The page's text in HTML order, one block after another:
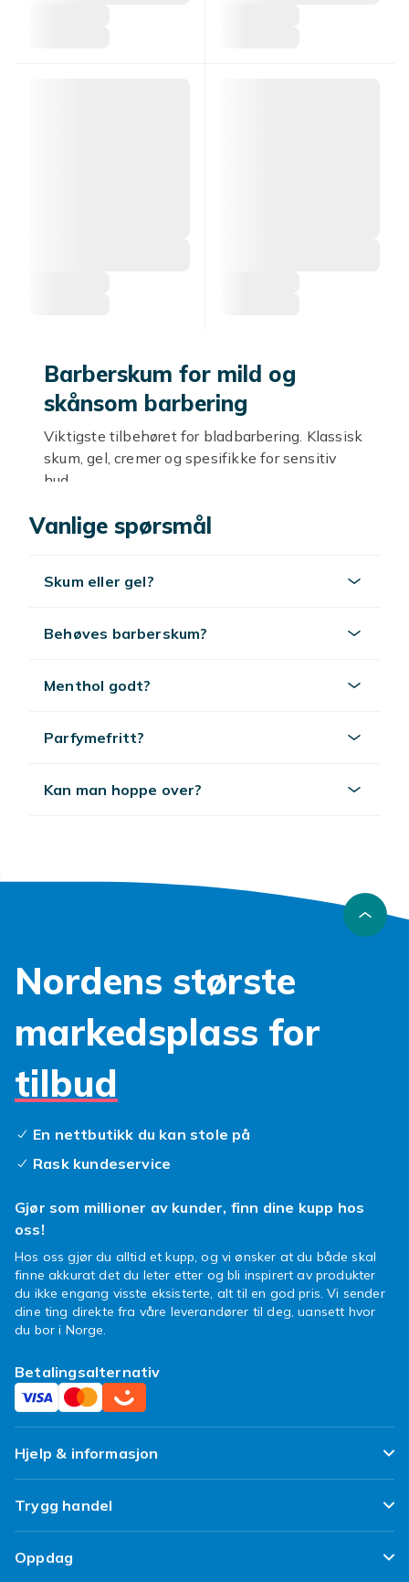
Barberskum for mild og
skånsom barbering
Viktigste tilbehøret for bladbarbering. Klassisk
skum, gel, cremer og spesifikke for sensitiv
hud.
Skum, gel eller creme
Transparent gel for presis barbering. Creme
rikest for tørr hud. Bruk med
Sebarberhøvler
barbermaskiner
Vanlige spørsmål
Skum eller gel?
Behøves barberskum?
Menthol godt?
Parfymefritt?
Kan man hoppe over?
Nordens største
markedsplass for
tilbud
En nettbutikk du kan stole på
Rask kundeservice
Gjør som millioner av kunder, finn dine kupp hos
oss!
Hos oss gjør du alltid et kupp, og vi ønsker at du både skal
finne akkurat det du leter etter og bli inspirert av produkter
du ikke engang visste eksisterte, alt til en god pris. Vi sender
dine ting direkte fra våre leverandører til deg, uansett hvor
du bor i Norge.
Betalingsalternativ
Hjelp & informasjon
Ofte stilte spørsmål
Spor pakken min
Angre & returner her
Trygg handel
Fornøyd kunde-løfte
Oppdag